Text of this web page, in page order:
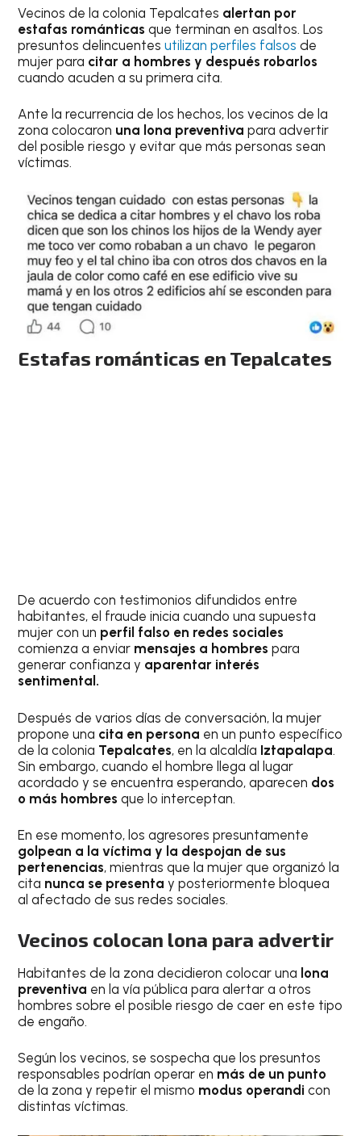
Vecinos de la colonia Tepalcates alertan por
estafas románticasque terminan en asaltos. Los
presuntos delincuentesutilizan perfiles falsosde
mujer para citar a hombres y después robarlos
cuando acuden a su primera cita.
Ante la recurrencia de los hechos, los vecinos de la
zona colocaron una lona preventiva para advertir
del posible riesgo y evitar que más personas sean
víctimas.
Estafas románticas en Tepalcates
De acuerdo con testimonios difundidos entre
habitantes, el fraude inicia cuando una supuesta
mujer con un perfil falso en redes sociales
comienza a enviar mensajes a hombrespara
generar confianza y aparentar interés
sentimental.
Después de varios días de conversación, la mujer
propone una cita en persona en un punto específico
de la colonia Tepalcates, en la alcaldía Iztapalapa.
Sin embargo, cuando el hombre llega al lugar
acordado y se encuentra esperando, aparecen dos
o más hombres que lo interceptan.
En ese momento, los agresores presuntamente
golpean a la víctima y la despojan de sus
pertenencias, mientras que la mujer que organizó la
cita nunca se presenta y posteriormente bloquea
al afectado de sus redes sociales.
Vecinos colocan lona para advertir
Habitantes de la zona decidieron colocar una lona
preventiva en la vía pública para alertar a otros
hombres sobre el posible riesgo de caer en este tipo
de engaño.
Según los vecinos, se sospecha que los presuntos
responsables podrían operar en más de un punto
de la zona y repetir el mismo modus operandi con
distintas víctimas.